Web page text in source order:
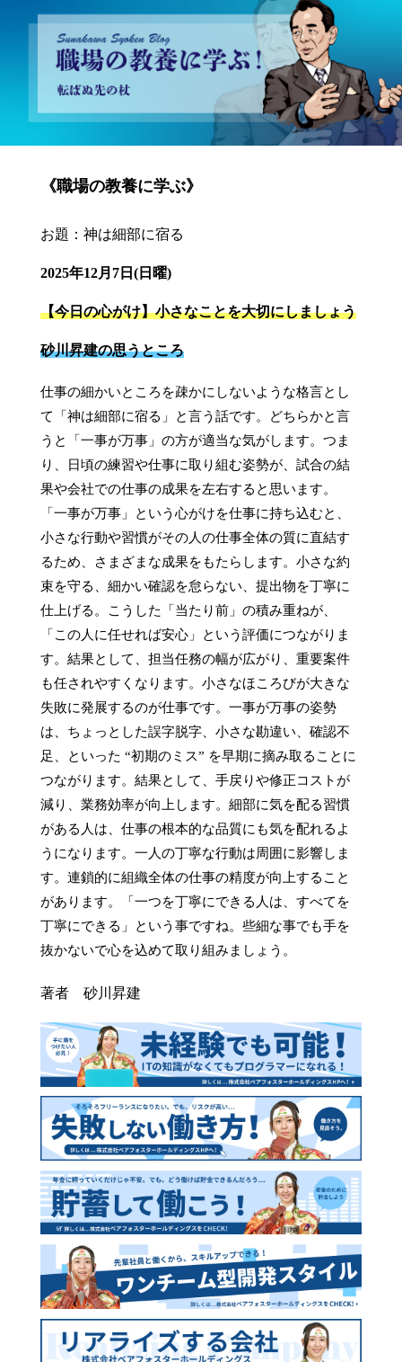
砂川昇建会長ブログ 職場の教養に学ぶ！～転ばぬ先の杖～
《職場の教養に学ぶ》
お題：神は細部に宿る
2025年12月7日(日曜)
【今日の心がけ】小さなことを大切にしましょう
砂川昇建の思うところ
仕事の細かいところを疎かにしないような格言とし
て「神は細部に宿る」と言う話です。どちらかと言
うと「一事が万事」の方が適当な気がします。つま
り、日頃の練習や仕事に取り組む姿勢が、試合の結
果や会社での仕事の成果を左右すると思います。
「一事が万事」という心がけを仕事に持ち込むと、
小さな行動や習慣がその人の仕事全体の質に直結す
るため、さまざまな成果をもたらします。小さな約
束を守る、細かい確認を怠らない、提出物を丁寧に
仕上げる。こうした「当たり前」の積み重ねが、
「この人に任せれば安心」という評価につながりま
す。結果として、担当任務の幅が広がり、重要案件
も任されやすくなります。小さなほころびが大きな
失敗に発展するのが仕事です。一事が万事の姿勢
は、ちょっとした誤字脱字、小さな勘違い、確認不
足、といった “初期のミス” を早期に摘み取ることに
つながります。結果として、手戻りや修正コストが
減り、業務効率が向上します。細部に気を配る習慣
がある人は、仕事の根本的な品質にも気を配れるよ
うになります。一人の丁寧な行動は周囲に影響しま
す。連鎖的に組織全体の仕事の精度が向上すること
があります。「一つを丁寧にできる人は、すべてを
丁寧にできる」という事ですね。些細な事でも手を
抜かないで心を込めて取り組みましょう。
著者 砂川昇建